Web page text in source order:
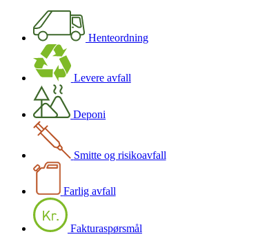
Henteordning
Levere avfall
Deponi
Smitte og risikoavfall
Farlig avfall
Fakturaspørsmål